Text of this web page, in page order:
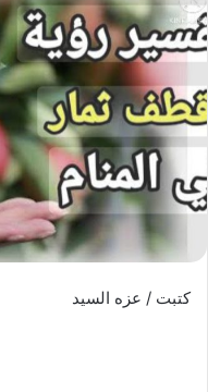
كتبت / عزه السيد